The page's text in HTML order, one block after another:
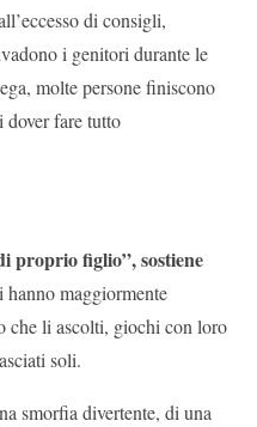
di consigli,
i genitori durante le
molte persone finiscono
dover fare tutto
proprio figlio”, sostiene
maggiormente
che li ascolti, giochi con loro
soli.
smorfia divertente, di una